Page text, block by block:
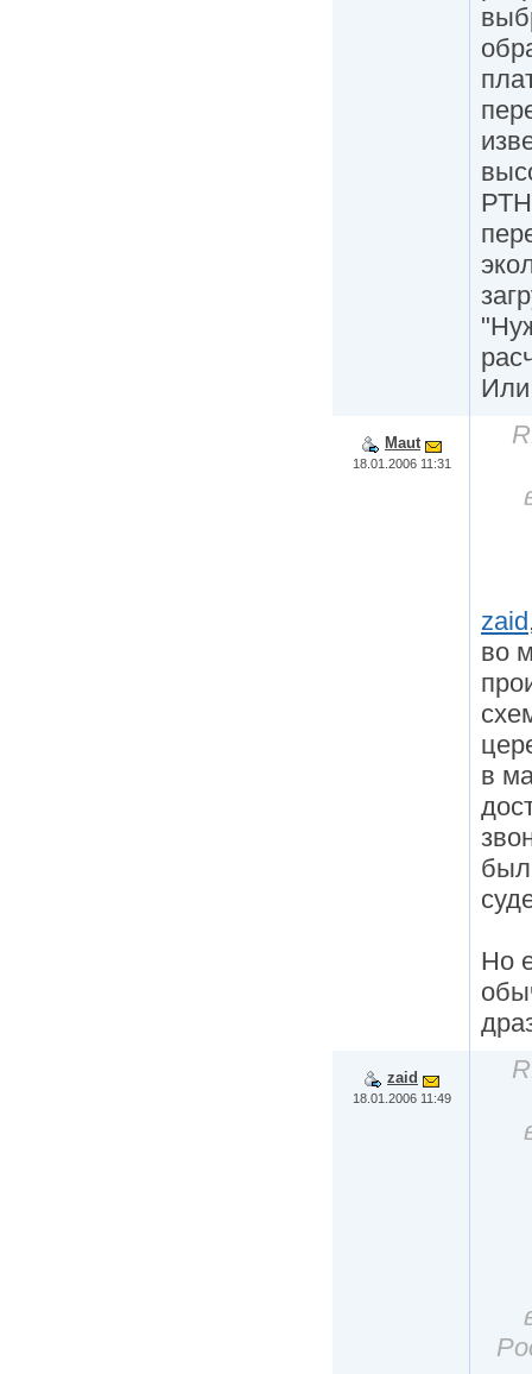
Или
Maut
18.01.2006 11:31
zaid
во
в
был
Но
zaid
18.01.2006 11:49